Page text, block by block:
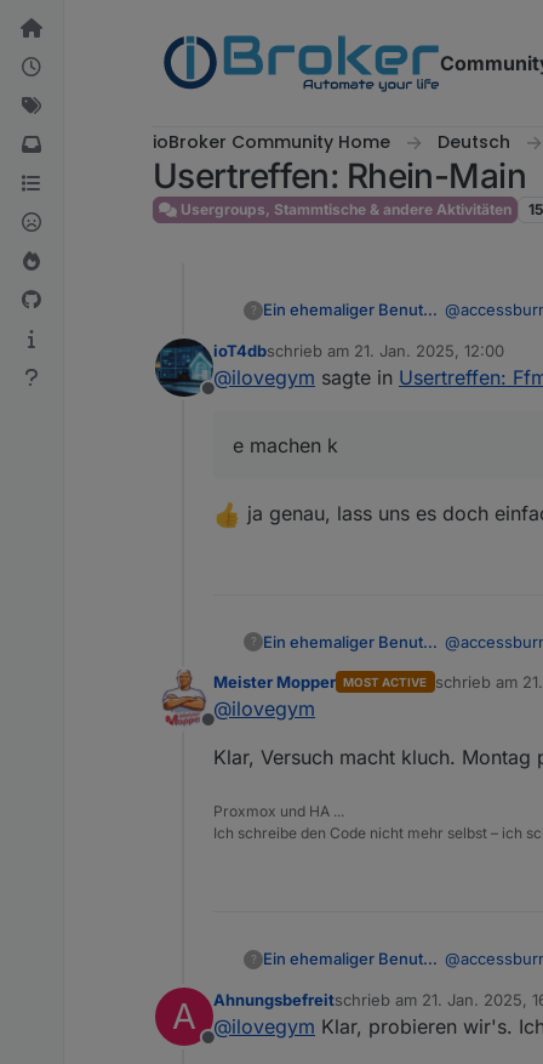
Weiter zum Inhalt
ioBroker Community Home Deutsch
Usertreffen: Rhein-Main
Usergroups, Stammtische & andere Aktivitäten
? Ein ehemaliger Benutzer @
Sind hier
was VIS /
3. February
Offline
ioT4dbschrieb am 21. Jan. 2025, 12:00
zuletzt editiert von
@ilovegym sagte in Usertreffen:
e machen k
ja genau, lass uns es doch
? Ein ehemaliger Benutzer @
Sind hier
Oder besser
iobroker
Offline
Meister Mopper MOST ACTIVE schrieb am
zuletzt
@ilovegym
Klar, Versuch macht kluch. Montag
Proxmox und HA ...
Ich schreibe den Code nicht mehr selbst – ich
? Ein ehemaliger Benutzer @
Sind hier
was VIS /
A
Offline
Ahnungsbefreitschrieb am 21. Jan. 2025,
zuletzt editiert von
@ilovegym Klar, probieren wir's.